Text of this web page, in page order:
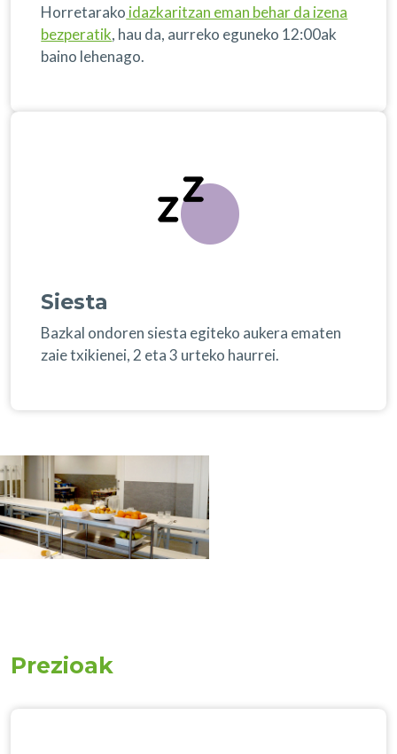
Horretarako idazkaritzan eman behar da izena
bezperatik, hau da, aurreko eguneko 12:00ak
baino lehenago.
Siesta
Bazkal ondoren siesta egiteko aukera ematen
zaie txikienei, 2 eta 3 urteko haurrei.
Prezioak